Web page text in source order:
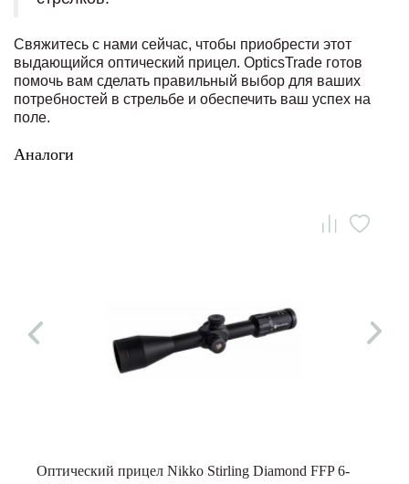
Свяжитесь с нами сейчас, чтобы приобрести этот
выдающийся оптический прицел. OpticsTrade готов
помочь вам сделать правильный выбор для ваших
потребностей в стрельбе и обеспечить ваш успех на
поле.
Аналоги
Оптический прицел Nikko Stirling Diamond FFP 6-